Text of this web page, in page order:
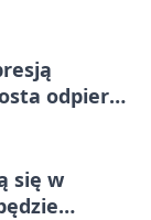
odpiera
się w